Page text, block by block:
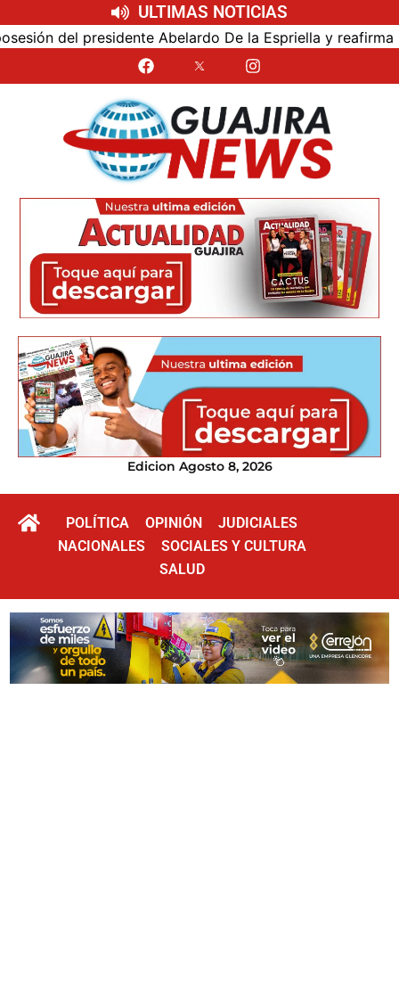
ULTIMAS NOTICIAS
del presidente Abelardo De la Espriella y reafirma su
Edicion Agosto 8, 2026
POLÍTICA OPINIÓN
JUDICIALES
NACIONALES
SOCIALES Y CULTURA
SALUD